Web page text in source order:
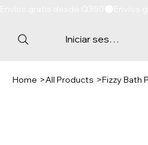
Iniciar sesión
Home >All Products >Fizzy Bath